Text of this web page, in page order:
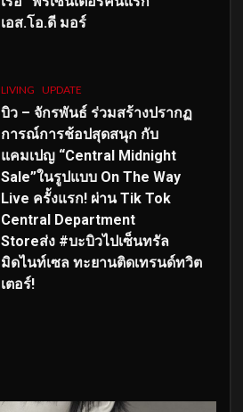
เอส.โอ.ดี มอร์
LIVING UPDATE
บิว – จักรพันธ์ ร่วมสร้างปรากฏ
การณ์การช้อปสุดสนุก กับ
แคมเปญ “Central Midnight
Sale”ในรูปแบบ On The Way
Live ครั้งแรก! ผ่าน Tik Tok
Central Department
Storeส่ง #บะบิวไปเซ็นทรัล
มิดไนท์เซล ทะยานติดเทรนด์ทวิต
เตอร์!